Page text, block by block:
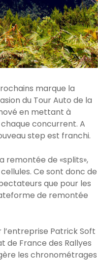
marque la
du Tour Auto de la
en mettant à
concurrent. A
step est franchi.
remontée de «splits»,
Ce sont donc de
que pour les
de remontée
l’entreprise Patrick Soft
de France des Rallyes
les chronométrages